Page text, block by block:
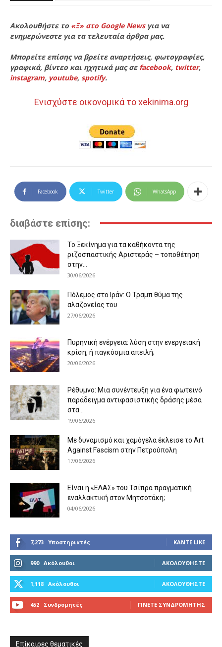
Ακολουθήστε το «Ξ» στο Google Newsγια να
ενημερώνεστε για τα τελευταία άρθρα μας.
Μπορείτε επίσης να βρείτε αναρτήσεις, φωτογραφίες,
γραφικά, βίντεο και ηχητικά μας σε facebook, twitter,
instagram, youtube, spotify.
Ενισχύστε οικονομικά το xekinima.org
Facebook Twitter WhatsApp
διαβάστε επίσης:
Το Ξεκίνημα για τα καθήκοντα της
ριζοσπαστικής Αριστεράς – τοποθέτηση
στην...
30/06/2026
Πόλεμος στο Ιράν: Ο Τραμπ θύμα της
αλαζονείας του
27/06/2026
Πυρηνική ενέργεια: λύση στην ενεργειακή
κρίση, ή παγκόσμια απειλή;
20/06/2026
Ρέθυμνο: Μια συνέντευξη για ένα φωτεινό
παράδειγμα αντιφασιστικής δράσης μέσα
στα...
19/06/2026
Με δυναμισμό και χαμόγελα έκλεισε το Art
Against Fascism στην Πετρούπολη
17/06/2026
Είναι η «ΕΛΑΣ» του Τσίπρα πραγματική
εναλλακτική στον Μητσοτάκη;
04/06/2026
7,273 Υποστηρικτές ΚΆΝΤΕ LIKE
990 Ακόλουθοι ΑΚΟΛΟΥΘΉΣΤΕ
1,118 Ακόλουθοι ΑΚΟΛΟΥΘΉΣΤΕ
452 Συνδρομητές ΓΊΝΕΤΕ ΣΥΝΔΡΟΜΗΤΉΣ
Επίκαιρες θεματικές